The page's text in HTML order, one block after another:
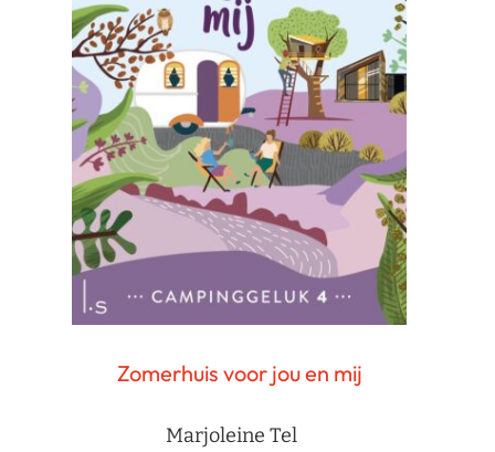
Zomerhuis voor jou en mij
Marjoleine Tel